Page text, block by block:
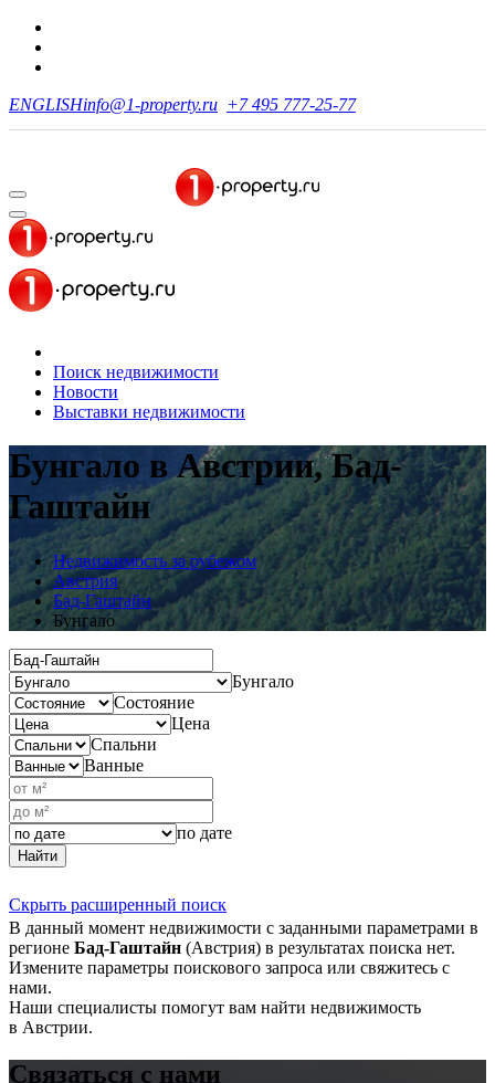
ENGLISHinfo@1-property.ru +7 495 777-25-77
Поиск недвижимости
Новости
Выставки недвижимости
Бунгало в Австрии, Бад-
Гаштайн
Недвижимость за рубежом
Австрия
Бад-Гаштайн
Бунгало
Бунгало
Состояние
Цена
Спальни
Ванные
по дате
Найти
Скрыть расширенный поиск
В данный момент недвижимости с заданными параметрами в
регионе Бад-Гаштайн (Австрия) в результатах поиска нет.
Измените параметры поискового запроса или свяжитесь с
нами.
Наши специалисты помогут вам найти недвижимость
в Австрии.
Связаться с нами